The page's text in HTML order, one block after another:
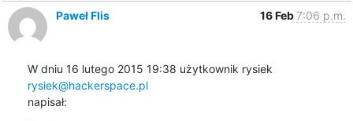
Paweł Flis 16 Feb7:06 p.m.
rysiek@hackerspace.pl
napisał: